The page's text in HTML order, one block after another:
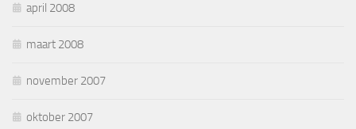
april 2008
maart 2008
november 2007
oktober 2007